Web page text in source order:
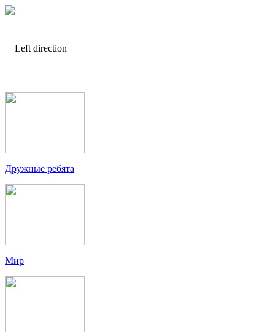
Дружные ребята
Мир